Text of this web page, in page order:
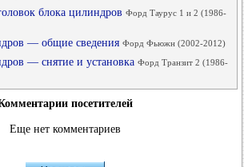
блока цилиндров Форд Таурус 1 и 2 (1986-
— общие сведения Форд Фьюжн (2002-2012)
— снятие и установка Форд Транзит 2 (1986-
посетителей
Еще нет комментариев